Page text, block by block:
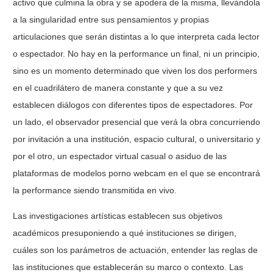
activo que culmina la obra y se apodera de la misma, llevándola
a la singularidad entre sus pensamientos y propias
articulaciones que serán distintas a lo que interpreta cada lector
o espectador. No hay en la performance un final, ni un principio,
sino es un momento determinado que viven los dos performers
en el cuadrilátero de manera constante y que a su vez
establecen diálogos con diferentes tipos de espectadores. Por
un lado, el observador presencial que verá la obra concurriendo
por invitación a una institución, espacio cultural, o universitario y
por el otro, un espectador virtual casual o asiduo de las
plataformas de modelos porno webcam en el que se encontrará
la performance siendo transmitida en vivo.
Las investigaciones artísticas establecen sus objetivos
académicos presuponiendo a qué instituciones se dirigen,
cuáles son los parámetros de actuación, entender las reglas de
las instituciones que establecerán su marco o contexto. Las